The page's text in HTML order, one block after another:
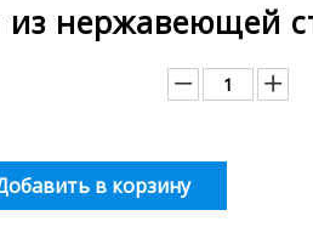
из нержавеющей
в корзину